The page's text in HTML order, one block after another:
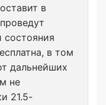
в
состояния
в том
дальнейших
не
21.5-